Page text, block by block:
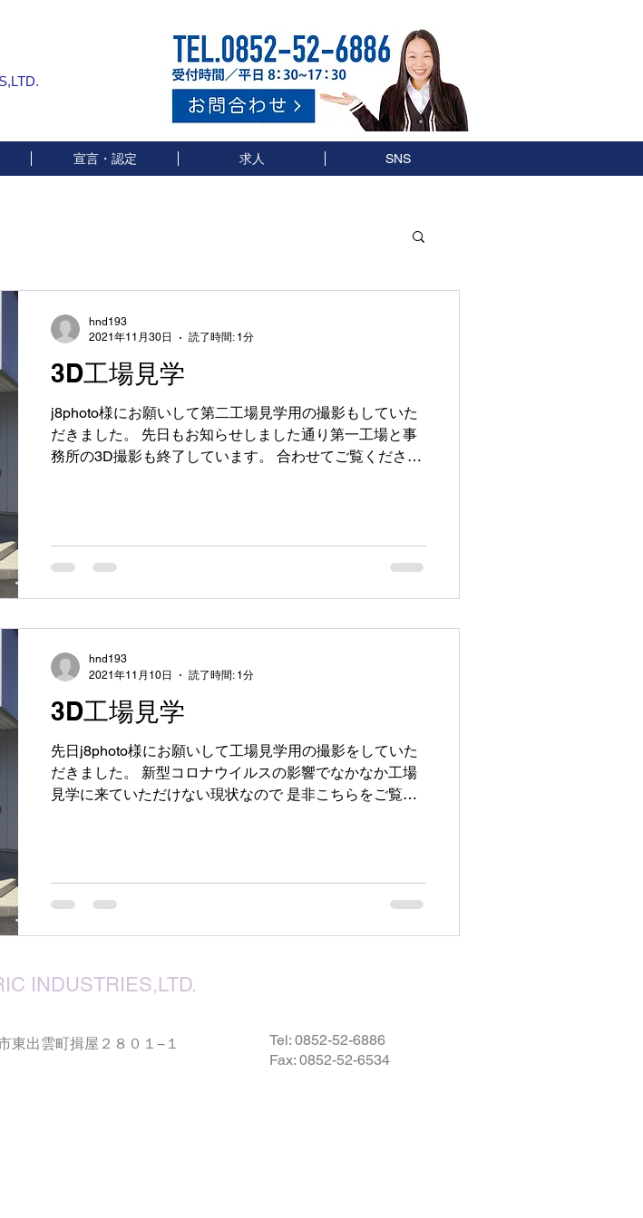
宣言・認定 求人 SNS
3D工場見学
j8photo様にお願いして第二工場見学用の撮影もしていた
だきました。 先日もお知らせしました通り第一工場と事
務所の3D撮影も終了しています。 合わせてご覧くださ
hnd193
2021年11月30日
読了時間: 1分
3D工場見学
先日j8photo様にお願いして工場見学用の撮影をしていた
だきました。 新型コロナウイルスの影響でなかなか工場
見学に来ていただけない現状なので 是非こちらをご覧い
hnd193
2021年11月10日
読了時間: 1分
INDUSTRIES,LTD.
東出雲町揖屋２８０１−１ Tel: 0852-52-6886
Fax: 0852-52-6534